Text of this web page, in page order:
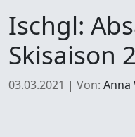
Ischgl:
Skisaison
03.03.2021 | Von: Anna